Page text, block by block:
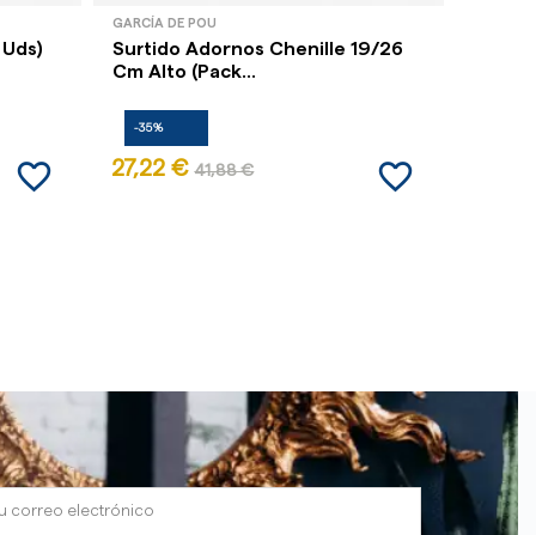
favorite_border
GARCÍA DE POU
Surtido Adornos Chenille 19/26
Cm Alto (Pack...
-35%
27,22 € 41,88 € favorite_border